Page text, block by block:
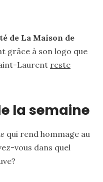
de La Maison de
grâce à son logo que
Laurent reste
la semaine
qui rend hommage au
vous dans quel